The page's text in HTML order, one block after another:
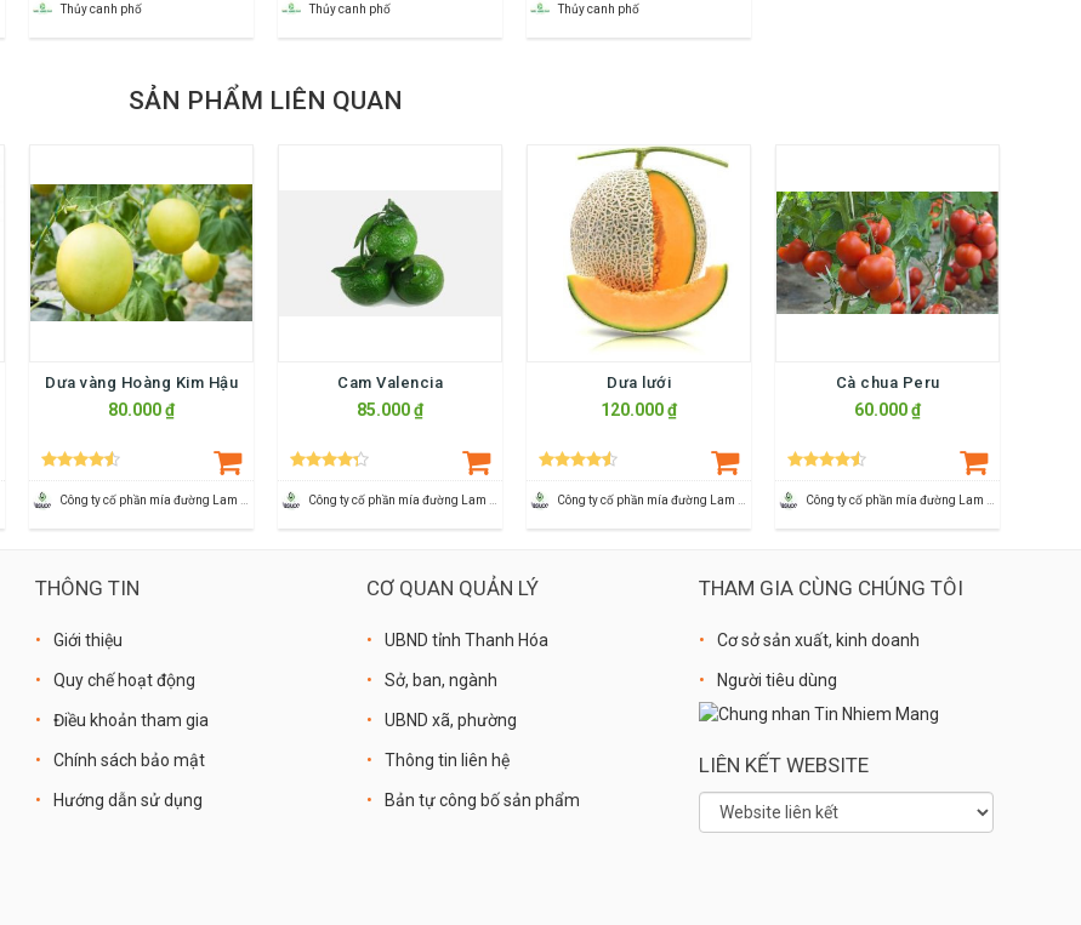
Thủy canh phố Thủy canh phố Thủy canh phố
SẢN PHẨM LIÊN QUAN
Dưa vàng Hoàng Kim Hậu
80.000 ₫
Cam Valencia
85.000 ₫
Dưa lưới
120.000 ₫
Cà chua Peru
60.000 ₫
THÔNG TIN
Giới thiệu
Quy chế hoạt động
Điều khoản tham gia
Chính sách bảo mật
Hướng dẫn sử dụng
CƠ QUAN QUẢN LÝ
UBND tỉnh Thanh Hóa
Sở, ban, ngành
UBND xã, phường
Thông tin liên hệ
Bản tự công bố sản phẩm
THAM GIA CÙNG CHÚNG TÔI
Cơ sở sản xuất, kinh doanh
Người tiêu dùng
LIÊN KẾT WEBSITE